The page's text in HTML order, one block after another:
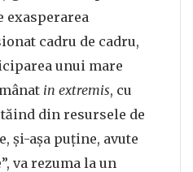
cadru de cadru,
unui mare
in extremis, cu
din resursele de
și-așa puține, avute
va rezuma la un